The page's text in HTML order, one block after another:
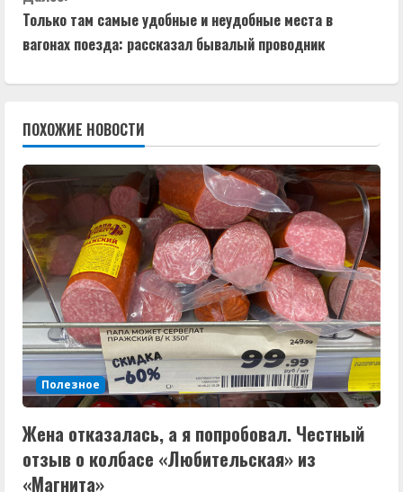
д
ж
и
т
ь
ч
т
е
н
и
е
Только там самые удобные и неудобные места в
вагонах поезда: рассказал бывалый проводник
ПОХОЖИЕ НОВОСТИ
Полезное
Жена отказалась, а я попробовал. Честный
отзыв о колбасе «Любительская» из
«Магнита»